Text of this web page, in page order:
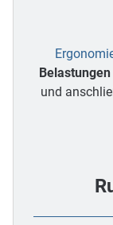
Belastungen
und